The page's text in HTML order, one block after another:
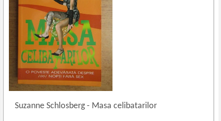
Suzanne Schlosberg- Masa celibatarilor